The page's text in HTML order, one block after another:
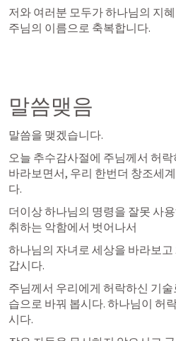
저와 여러분 모두가 하나님의 지
주님의 이름으로 축복합니다.
말씀맺음
말씀을 맺겠습니다.
오늘 추수감사절에 주님께서 허
바라보면서, 우리 한번더 창조세
다.
더이상 하나님의 명령을 잘못 사
취하는 악함에서 벗어나서
하나님의 자녀로 세상을 바라보
갑시다.
주님께서 우리에게 허락하신 기
습으로 바꿔 봅시다. 하나님이 허
시다.